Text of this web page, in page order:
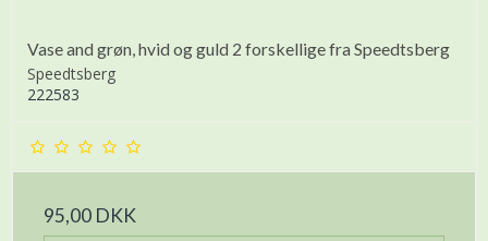
Vase and grøn, hvid og guld 2 forskellige fra Speedtsberg
Speedtsberg
222583
95,00 DKK